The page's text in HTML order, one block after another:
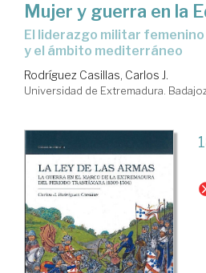
Mujer y guerra en la
el liderazgo militar femenino en la Península Ibérica
y el ámbito mediterráneo
Rodríguez Casillas, Carlos J.
Universidad de Extremadura.